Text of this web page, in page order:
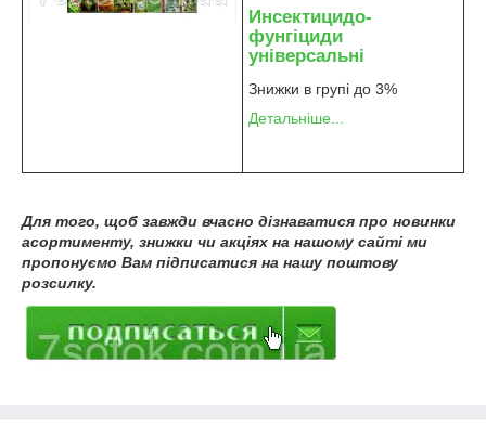
Инсектицидо-
фунгіциди
універсальні
Знижки в групі до 3%
Детальніше...
Для того, щоб завжди вчасно дізнаватися про новинки
асортименту, знижки чи акціях на нашому сайті ми
пропонуємо Вам підписатися на нашу поштову
розсилку.